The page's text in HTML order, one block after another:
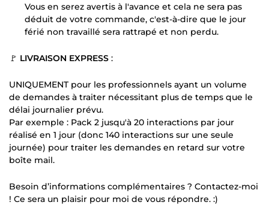
Vous en serez avertis à l'avance et cela ne sera pas
déduit de votre commande, c'est-à-dire que le jour
férié non travaillé sera rattrapé et non perdu.
🚩 LIVRAISON EXPRESS :
UNIQUEMENT pour les professionnels ayant un volume
de demandes à traiter nécessitant plus de temps que le
délai journalier prévu.
Par exemple : Pack 2 jusqu'à 20 interactions par jour
réalisé en 1 jour (donc 140 interactions sur une seule
journée) pour traiter les demandes en retard sur votre
boîte mail.
Besoin d’informations complémentaires ? Contactez-moi
! Ce sera un plaisir pour moi de vous répondre. :)